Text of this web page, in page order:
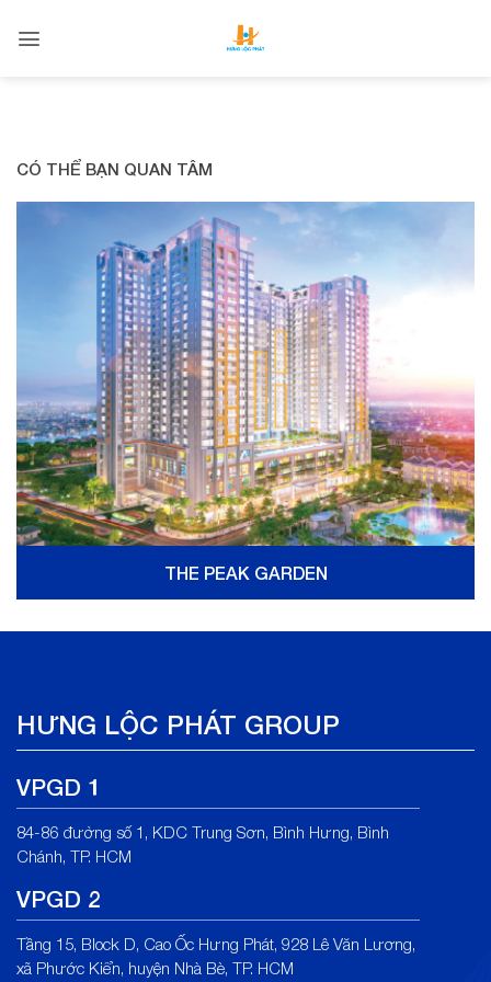
CÓ THỂ BẠN QUAN TÂM
THE PEAK GARDEN
HƯNG LỘC PHÁT GROUP
VPGD 1
84-86 đường số 1, KDC Trung Sơn, Bình Hưng, Bình
Chánh, TP. HCM
VPGD 2
Tầng 15, Block D, Cao Ốc Hưng Phát, 928 Lê Văn Lương,
xã Phước Kiển, huyện Nhà Bè, TP. HCM